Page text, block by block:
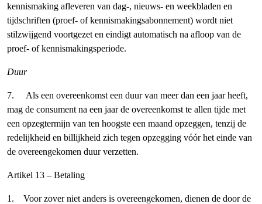
kennismaking afleveren van dag-, nieuws- en weekbladen en
tijdschriften (proef- of kennismakingsabonnement) wordt niet
stilzwijgend voortgezet en eindigt automatisch na afloop van de
proef- of kennismakingsperiode.
Duur
7. Als een overeenkomst een duur van meer dan een jaar heeft,
mag de consument na een jaar de overeenkomst te allen tijde met
een opzegtermijn van ten hoogste een maand opzeggen, tenzij de
redelijkheid en billijkheid zich tegen opzegging vóór het einde van
de overeengekomen duur verzetten.
Artikel 13 – Betaling
1. Voor zover niet anders is overeengekomen, dienen de door de